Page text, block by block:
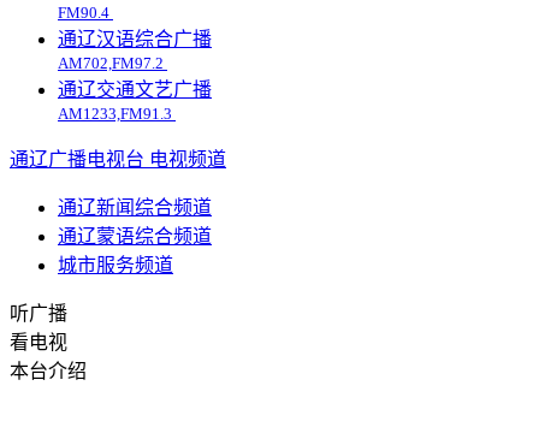
FM90.4
通辽汉语综合广播
AM702,FM97.2
通辽交通文艺广播
AM1233,FM91.3
通辽广播电视台 电视频道
通辽新闻综合频道
通辽蒙语综合频道
城市服务频道
听广播
看电视
本台介绍